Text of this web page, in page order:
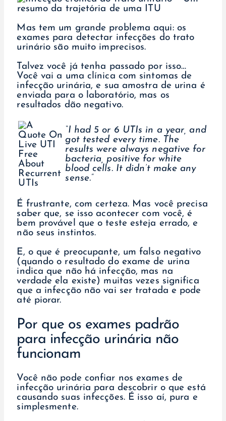
Mas tem um grande problema aqui: os
exames para detectar infecções do trato
urinário são muito imprecisos.
Talvez você já tenha passado por isso…
Você vai a uma clínica com sintomas de
infecção urinária, e sua amostra de urina é
enviada para o laboratório, mas os
resultados dão negativo.
“I had 5 or 6 UTIs in a year, and
got tested every time. The
results were always negative for
bacteria, positive for white
blood cells. It didn’t make any
sense.”
É frustrante, com certeza. Mas você precisa
saber que, se isso acontecer com você, é
bem provável que o teste esteja errado, e
não seus instintos.
E, o que é preocupante, um falso negativo
(quando o resultado do exame de urina
indica que não há infecção, mas na
verdade ela existe) muitas vezes significa
que a infecção não vai ser tratada e pode
até piorar.
Por que os exames padrão
para infecção urinária não
funcionam
Você não pode confiar nos exames de
infecção urinária para descobrir o que está
causando suas infecções. É isso aí, pura e
simplesmente.